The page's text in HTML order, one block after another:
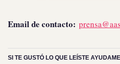
Email de contacto:
SI TE GUSTÓ LO QUE LEÍSTE